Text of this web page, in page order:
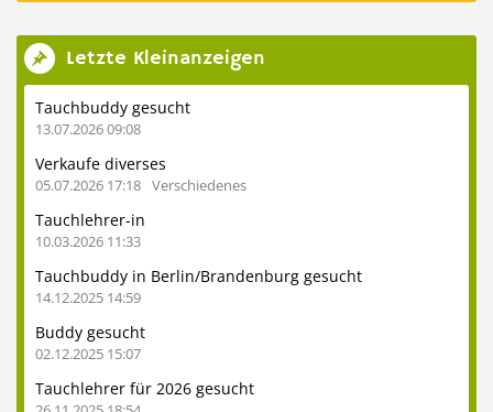
Letzte Kleinanzeigen
Tauchbuddy gesucht
13.07.2026 09:08
Verkaufe diverses
05.07.2026 17:18 Verschiedenes
Tauchlehrer-in
10.03.2026 11:33
Tauchbuddy in Berlin/Brandenburg gesucht
14.12.2025 14:59
Buddy gesucht
02.12.2025 15:07
Tauchlehrer für 2026 gesucht